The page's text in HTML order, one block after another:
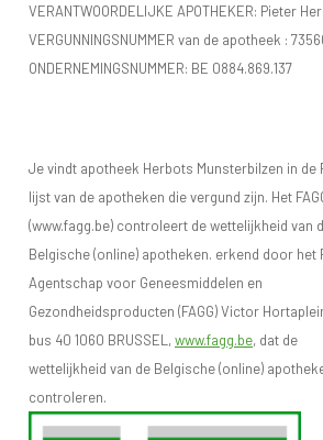
VERANTWOORDELIJKE APOTHEKER: Pieter
VERGUNNINGSNUMMER van de apotheek :
ONDERNEMINGSNUMMER: BE 0884.869.137
Je vindt apotheek Herbots Munsterbilzen in de
lijst van de apotheken die vergund zijn. Het
(www.fagg.be) controleert de wettelijkheid van
Belgische (online) apotheken. erkend door het
Agentschap voor Geneesmiddelen en
Gezondheidsproducten (FAGG) Victor
bus 40 1060 BRUSSEL,www.fagg.be, dat de
wettelijkheid van de Belgische (online)
controleren.